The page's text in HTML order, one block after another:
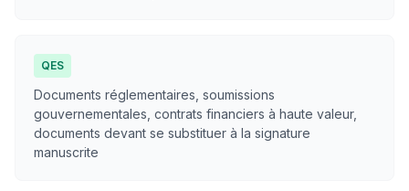
QES
Documents réglementaires, soumissions
gouvernementales, contrats financiers à haute valeur,
documents devant se substituer à la signature
manuscrite